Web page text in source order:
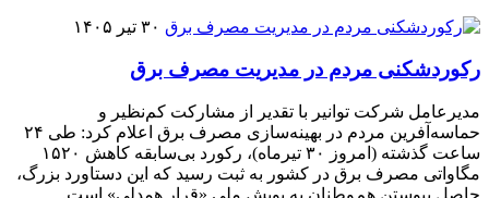
۳۰ تیر ۱۴۰۵
رکوردشکنی مردم در مدیریت مصرف برق
مدیرعامل شرکت توانیر با تقدیر از مشارکت کم‌نظیر و
حماسه‌آفرین مردم در بهینه‌سازی مصرف برق اعلام کرد: طی ۲۴
ساعت گذشته (امروز ۳۰ تیرماه)، رکورد بی‌سابقه کاهش ۱۵۲۰
مگاواتی مصرف برق در کشور به ثبت رسید که این دستاورد بزرگ،